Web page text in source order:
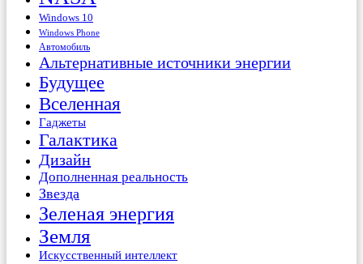
Windows 10
Windows Phone
Автомобиль
Альтернативные источники энергии
Будущее
Вселенная
Гаджеты
Галактика
Дизайн
Дополненная реальность
Звезда
Зеленая энергия
Земля
Искусственный интеллект